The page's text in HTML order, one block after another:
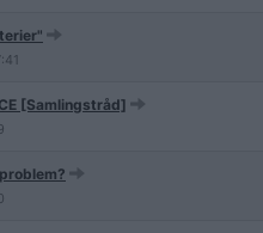
[Samlingstråd]